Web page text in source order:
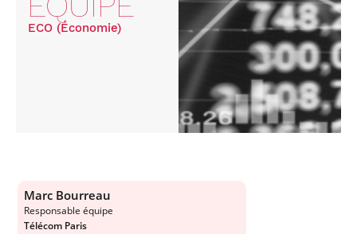
ECO (Économie)
Marc Bourreau
Responsable équipe
Télécom Paris